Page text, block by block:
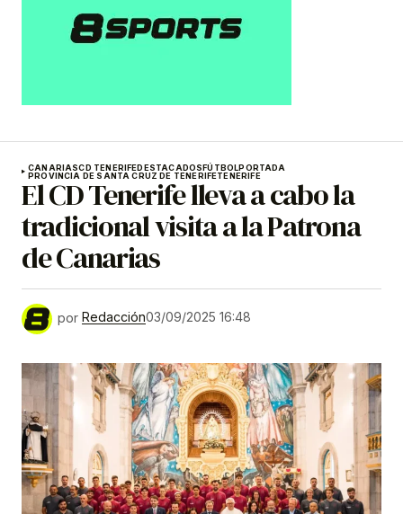
CANARIASCD TENERIFEDESTACADOSFÚTBOLPORTADA
PROVINCIA DE SANTA CRUZ DE TENERIFETENERIFE
El CD Tenerife lleva a cabo la
tradicional visita a la Patrona
de Canarias
por Redacción03/09/2025 16:48